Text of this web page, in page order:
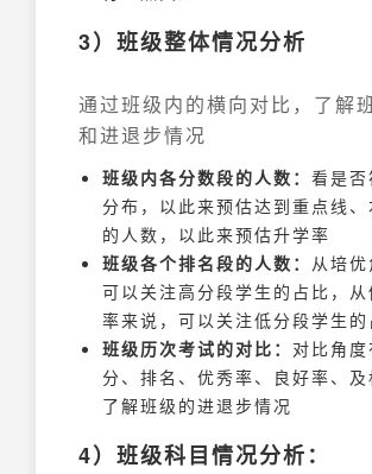
3）班级整体情况分析
通过班级内的横向对比，了解
和进退步情况
班级内各分数段的人数： 看是
分布，以此来预估达到重点线
的人数，以此来预估升学率
班级各个排名段的人数： 从培
可以关注高分段学生的占比，
率来说，可以关注低分段学生的
班级历次考试的对比： 对比角度
分、排名、优秀率、良好率、及
了解班级的进退步情况
4）班级科目情况分析：